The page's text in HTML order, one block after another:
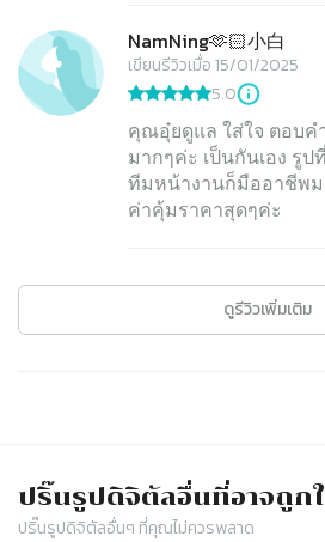
NamNing🫶🏻小白
เขียนรีวิวเมื่อ 15/01/2025
5.0
คุณอุ๋ยดูแล ใส่ใจ ตอบค
มากๆค่ะ เป็นกันเอง รู
ทีมหน้างานก็มืออาชีพ
ค่าคุ้มราคาสุดๆค่ะ
ดูรีวิวเพิ่มเติม
ปริ๊นรูปดิจิตัลอื่นที่อาจถูก
ปริ๊นรูปดิจิตัลอื่นๆ ที่คุณไม่ควรพลาด